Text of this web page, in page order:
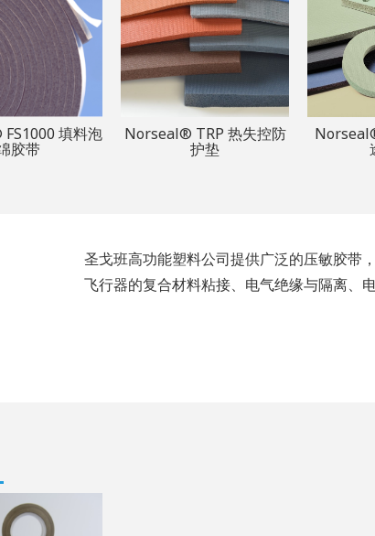
填料泡
胶带
Norseal® TRP 热失控防
护垫
圣戈班高功能塑料公司提供广泛的压敏胶带
飞行器的复合材料粘接、电气绝缘与隔离、